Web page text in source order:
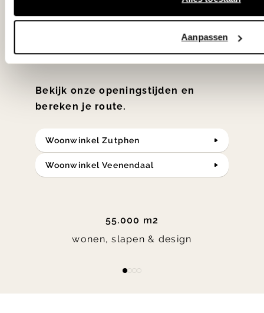
Aanpassen
samengesteld met de mooiste
klassiekers en de nieuwste ontwerpen
in verrassende materialen en kleuren!
Bekijk onze openingstijden en
bereken je route.
Woonwinkel Zutphen
Woonwinkel Veenendaal
55.000 m2
wonen, slapen & design